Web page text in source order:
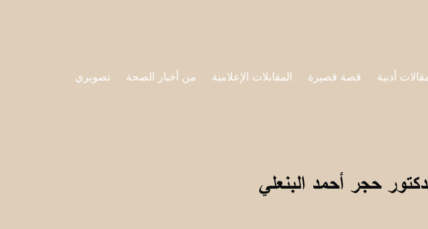
أدبية قصة قصيرة المقابلات الإعلامية من أخبار الصحة تصويري
حجر أحمد البنعلي